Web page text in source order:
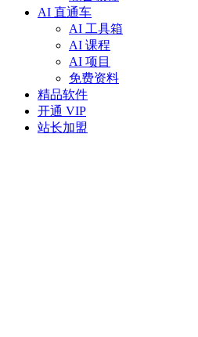
AI 直通车
AI 工具箱
AI 课程
AI 项目
免费资料
精品软件
开通 VIP
站长加盟